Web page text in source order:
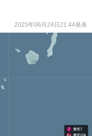
2025年06月24日21:44発表